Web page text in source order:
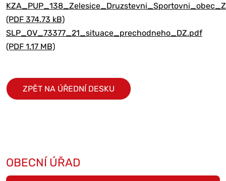
(PDF 374.73 kB)
SLP_OV_73377_21_situace_prechodneho_DZ.pdf
(PDF 1.17 MB)
ZPĚT NA ÚŘEDNÍ DESKU
OBECNÍ ÚŘAD